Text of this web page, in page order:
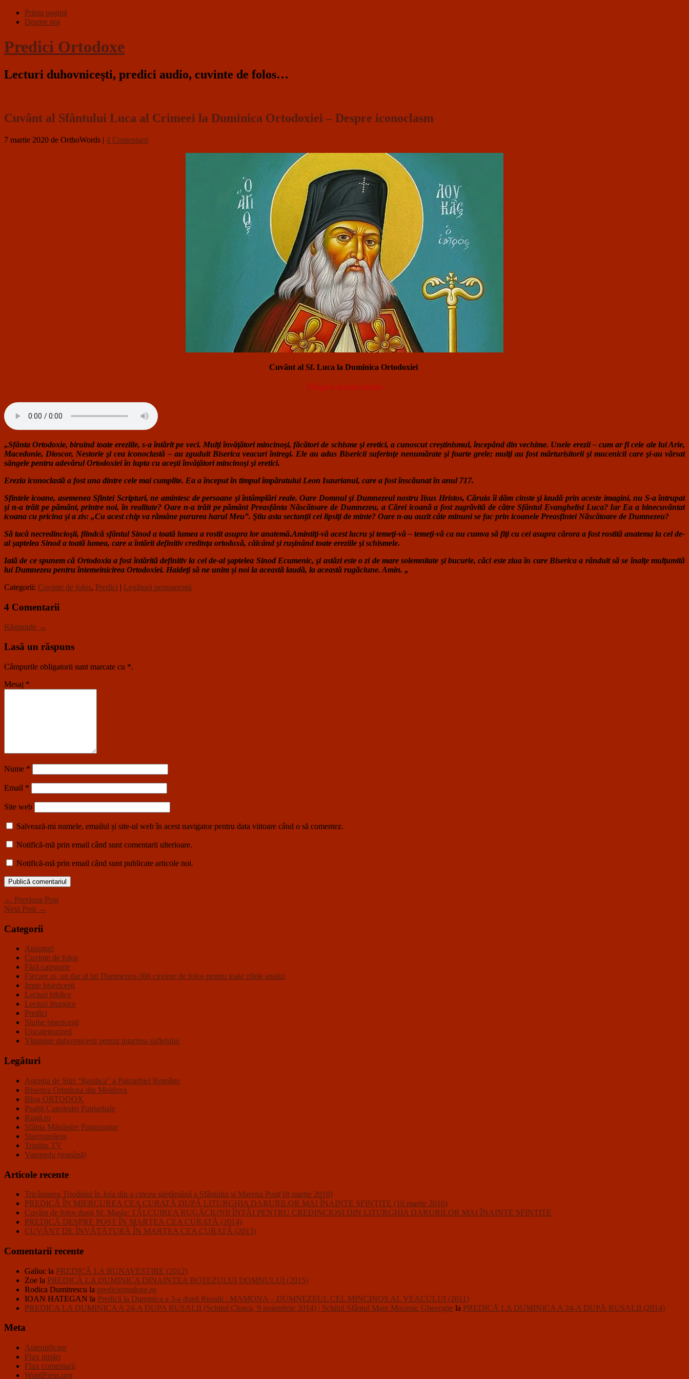
Prima pagină
Despre noi
Predici Ortodoxe
Lecturi duhovniceşti, predici audio, cuvinte de folos…
Cuvânt al Sfântului Luca al Crimeei la Duminica Ortodoxiei – Despre iconoclasm
7 martie 2020 de OrthoWords | 4 Comentarii
Cuvânt al Sf. Luca la Duminica Ortodoxiei
Despre iconoclasm
„Sfânta Ortodoxie, biruind toate ereziile, s-a întărit pe veci. Mulţi învăţători mincinoşi, făcători de schisme şi eretici, a cunoscut creştinismul, începând din vechime. Unele erezii – cum ar fi cele ale lui Arie,
Macedonie, Dioscor, Nestorie şi cea iconoclastă – au zguduit Biserica veacuri întregi. Ele au adus Bisericii suferinţe nenumărate şi foarte grele; mulţi au fost mărturisitorii şi mucenicii care şi-au vărsat
sângele pentru adevărul Ortodoxiei în lupta cu aceşti învăţători mincinoşi şi eretici.
Erezia iconoclastă a fost una dintre cele mai cumplite. Ea a început în timpul împăratului Leon Isaurianul, care a fost înscăunat în anul 717.
Sfintele icoane, asemenea Sfintei Scripturi, ne amintesc de persoane şi întâmplări reale. Oare Domnul şi Dumnezeul nostru Iisus Hristos, Căruia îi dăm cinste şi laudă prin aceste imagini, nu S-a întrupat
şi n-a trăit pe pământ, printre noi, în realitate? Oare n-a trăit pe pământ Preasfânta Născătoare de Dumnezeu, a Cărei icoană a fost zugrăvită de către Sfântul Evanghelist Luca? Iar Ea a binecuvântat
icoana cu pricina şi a zis: „Cu acest chip va rămâne pururea harul Meu”. Ştiu asta sectanţii cei lipsiţi de minte? Oare n-au auzit câte minuni se fac prin icoanele Preasfintei Născătoare de Dumnezeu?
Să tacă necredincioşii, fiindcă sfântul Sinod a toată lumea a rostit asupra lor anatemă.Amintiţi-vă acest lucru şi temeţi-vă – temeţi-vă ca nu cumva să fiţi cu cei asupra cărora a fost rostită anatema la cel de-
al şaptelea Sinod a toată lumea, care a întărit definitiv credinţa ortodoxă, călcând şi ruşinând toate ereziile şi schismele.
Iată de ce spunem că Ortodoxia a fost întărită definitiv la cel de-al şaptelea Sinod Ecumenic, şi astăzi este o zi de mare solemnitate şi bucurie, căci este ziua în care Biserica a rânduit să se înalţe mulţumită
lui Dumnezeu pentru întemeinicirea Ortodoxiei. Haideţi să ne unim şi noi la această laudă, la această rugăciune. Amin. „
Categorii: Cuvinte de folos, Predici | Legătură permanentă
4 Comentarii
Răspunde →
Lasă un răspuns
Câmpurile obligatorii sunt marcate cu *.
Mesaj *
Nume *
Email *
Site web
Salvează-mi numele, emailul și site-ul web în acest navigator pentru data viitoare când o să comentez.
Notifică-mă prin email când sunt comentarii ulterioare.
Notifică-mă prin email când sunt publicate articole noi.
← Previous Post
Next Post →
Categorii
Anunţuri
Cuvinte de folos
Fără categorie
Fiecare zi, un dar al lui Dumnezeu-366 cuvinte de folos pentru toate zilele anului
Imne bisericeşti
Lecturi biblice
Lecturi liturgice
Predici
Slujbe bisericeşti
Uncategorized
Vitamine duhovnicesti pentru intarirea sufletului
Legături
Agenţia de Ştiri "Basilica" a Patriarhiei Române
Biserica Ortodoxa din Moldova
Blog ORTODOX
Psalţii Catedralei Patriarhale
Rugă.ro
Sfânta Mănăstire Pantocrator
Stavropoleos
Trinitas TV
Vatopedu (română)
Articole recente
Tricântarea Triodului în Joia din a cincea săptămână a Sfântului şi Marelui Post(18 martie 2010)
PREDICĂ ÎN MIERCUREA CEA CURATĂ DUPĂ LITURGHIA DARURILOR MAI ÎNAINTE SFINŢITE (16 martie 2016)
Cuvânt de folos după Sf. Maslu: TÂLCUIREA RUGĂCIUNII ÎNTÂI PENTRU CREDINCIOŞI DIN LITURGHIA DARURILOR MAI ÎNAINTE SFINŢITE
PREDICĂ DESPRE POST ÎN MARŢEA CEA CURATĂ (2014)
CUVÂNT DE ÎNVĂŢĂTURĂ ÎN MARŢEA CEA CURATĂ (2013)
Comentarii recente
Galiuc la PREDICĂ LA BUNAVESTIRE (2012)
Zoe la PREDICĂ LA DUMINICA DINAINTEA BOTEZULUI DOMNULUI (2015)
Rodica Dumitrescu la prediciortodoxe.ro
IOAN HATEGAN la Predică la Duminica a 3-a după Rusalii : MAMONA – DUMNEZEUL CEL MINCINOS AL VEACULUI (2011)
PREDICA LA DUMINICA A 24-A DUPA RUSALII (Schitul Closca, 9 noiembrie 2014) | Schitul Sfântul Mare Mucenic Gheorghe la PREDICĂ LA DUMINICA A 24-A DUPĂ RUSALII (2014)
Meta
Autentificare
Flux intrări
Flux comentarii
WordPress.org